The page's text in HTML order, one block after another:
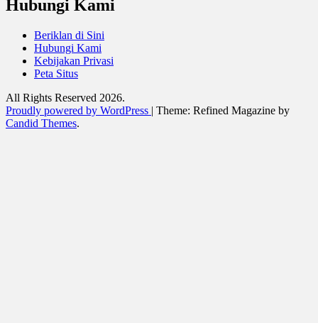
Hubungi Kami
Beriklan di Sini
Hubungi Kami
Kebijakan Privasi
Peta Situs
All Rights Reserved 2026.
Proudly powered by WordPress | Theme: Refined Magazine by
Candid Themes.